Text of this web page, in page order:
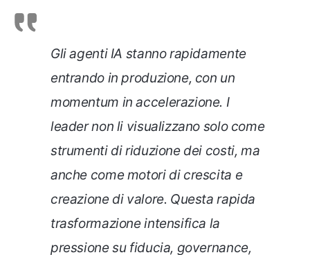
Gli agenti IA stanno rapidamente
entrando in produzione, con un
momentum in accelerazione. I
leader non li visualizzano solo come
strumenti di riduzione dei costi, ma
anche come motori di crescita e
creazione di valore. Questa rapida
trasformazione intensifica la
pressione su fiducia, governance,